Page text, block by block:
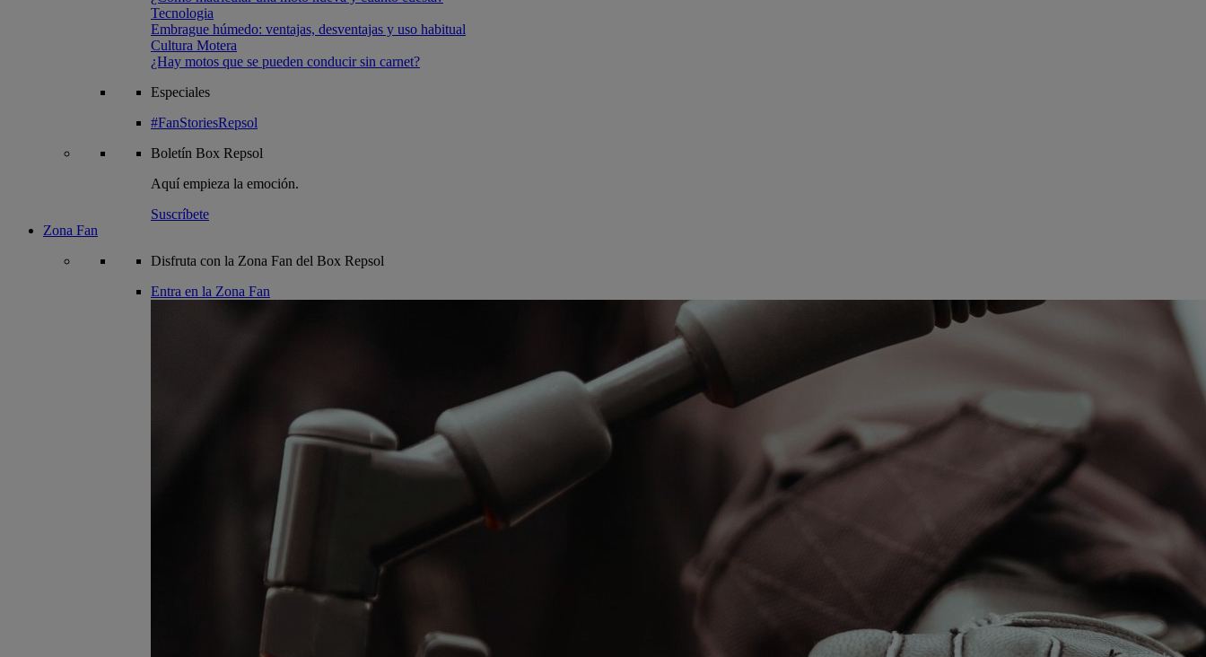
Tecnologia
Embrague húmedo: ventajas, desventajas y uso habitual
Cultura Motera
¿Hay motos que se pueden conducir sin carnet?
Especiales
#FanStoriesRepsol
Boletín Box Repsol
Aquí empieza la emoción.
Suscríbete
Zona Fan
Disfruta con la Zona Fan del Box Repsol
Entra en la Zona Fan